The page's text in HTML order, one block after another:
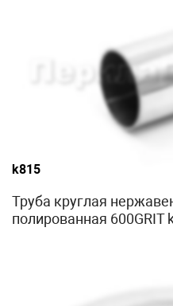
k815
Труба круглая
полированная 600GRIT